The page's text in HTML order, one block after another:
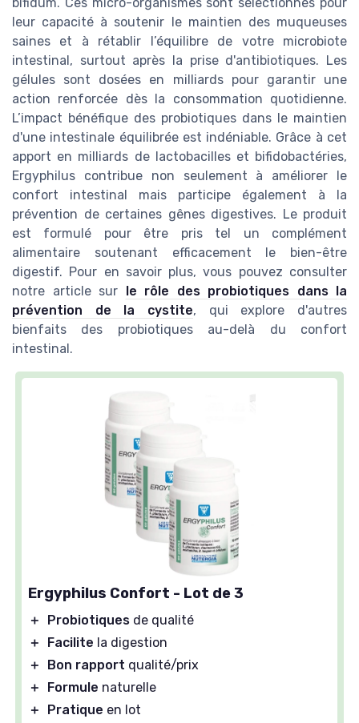
leur capacité à soutenir le maintien des muqueuses
saines et à rétablir l’équilibre de votre microbiote
intestinal, surtout après la prise d'antibiotiques. Les
gélules sont dosées en milliards pour garantir une
action renforcée dès la consommation quotidienne.
L’impact bénéfique des probiotiques dans le maintien
d'une intestinale équilibrée est indéniable. Grâce à cet
apport en milliards de lactobacilles et bifidobactéries,
Ergyphilus contribue non seulement à améliorer le
confort intestinal mais participe également à la
prévention de certaines gênes digestives. Le produit
est formulé pour être pris tel un complément
alimentaire soutenant efficacement le bien-être
digestif. Pour en savoir plus, vous pouvez consulter
notre article sur le rôle des probiotiques dans la
prévention de la cystite, qui explore d'autres
bienfaits des probiotiques au-delà du confort
intestinal.
Ergyphilus Confort - Lot de 3
＋ Probiotiques de qualité
＋
Facilite la digestion
＋
Bon rapport qualité/prix
＋
Formule naturelle
＋
Pratique en lot